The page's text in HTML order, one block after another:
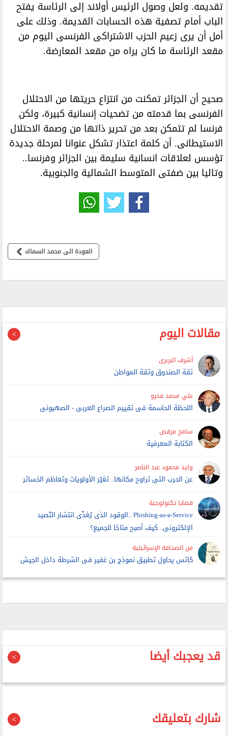
تقديمه. ولعل وصول الرئيس أولاند إلى الرئاسة يفتح
الباب أمام تصفية هذه الحسابات القديمة. وذلك على
أمل أن يرى زعيم الحزب الاشتراكى الفرنسى اليوم من
مقعد الرئاسة ما كان يراه من مقعد المعارضة.
صحيح أن الجزائر تمكنت من انتزاع حريتها من الاحتلال
الفرنسى بما قدمته من تضحيات إنسانية كبيرة، ولكن
فرنسا لم تتمكن بعد من تحرير ذاتها من وصمة الاحتلال
الاستيطانى. أن كلمة اعتذار تشكل عنوانا لمرحلة جديدة
تؤسس لعلاقات انسانية سليمة بين الجزائر وفرنسا..
وتاليا بين ضفتى المتوسط الشمالية والجنوبية.
العودة الى محمد السماك
مقالات اليوم
أشرف البربرى
ثقة الصندوق وثقة المواطن
علي محمد فخرو
اللحظة الحاسمة فى تقييم الصراع العربى - الصهيونى
سامح مرقص
الكتابة المعرفية
وليد محمود عبد الناصر
عن الحرب التى تراوح مكانها.. تغيّر الأولويات وتعاظم الخسائر
قضايا تكنولوجية
Phishing-as-a-Service ..الوقود الذى يُغذّى انتشار التّصيد
الإلكترونى.. كيف أصبح متاحًا للجميع؟
من الصحافة الإسرائيلية
كاتس يحاول تطبيق نموذج بن غفير فى الشرطة داخل الجيش
قد يعجبك أيضا
شارك بتعليقك